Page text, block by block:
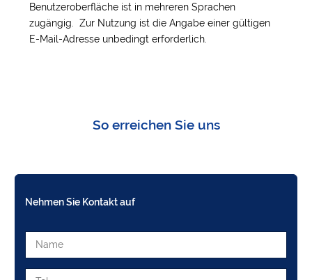
Benutzeroberfläche ist in mehreren Sprachen
zugängig. Zur Nutzung ist die Angabe einer gültigen
E-Mail-Adresse unbedingt erforderlich.
So erreichen Sie uns
Nehmen Sie Kontakt auf